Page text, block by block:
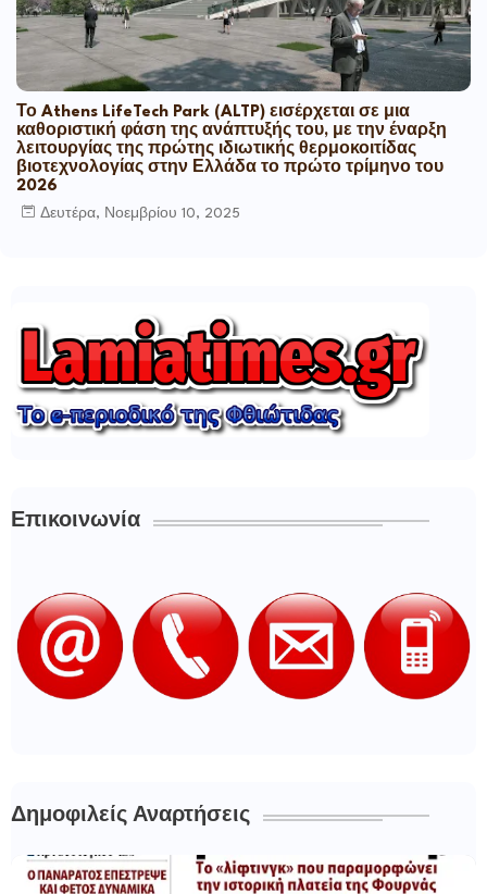
Το Athens LifeTech Park (ALTP) εισέρχεται σε μια
καθοριστική φάση της ανάπτυξής του, με την έναρξη
λειτουργίας της πρώτης ιδιωτικής θερμοκοιτίδας
βιοτεχνολογίας στην Ελλάδα το πρώτο τρίμηνο του
2026
Δευτέρα, Νοεμβρίου 10, 2025
Επικοινωνία
Δημοφιλείς Αναρτήσεις